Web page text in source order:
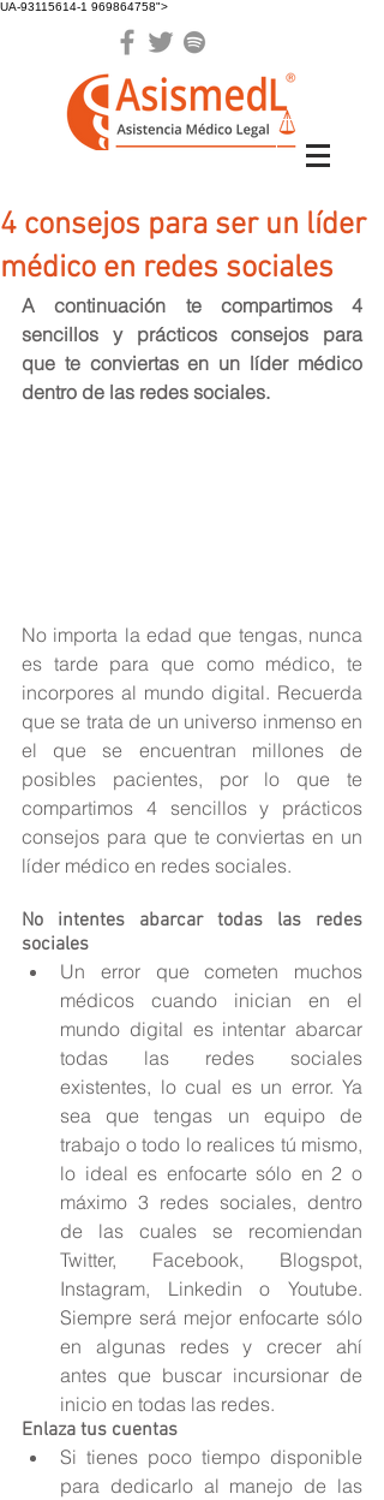
UA-93115614-1 969864758">
4 consejos para ser un líder
médico en redes sociales
A continuación te compartimos 4
sencillos y prácticos consejos para
que te conviertas en un líder médico
dentro de las redes sociales.
No importa la edad que tengas, nunca
es tarde para que como médico, te
incorpores al mundo digital. Recuerda
que se trata de un universo inmenso en
el que se encuentran millones de
posibles pacientes, por lo que te
compartimos 4 sencillos y prácticos
consejos para que te conviertas en un
líder médico en redes sociales.
No intentes abarcar todas las redes
sociales
Un error que cometen muchos
médicos cuando inician en el
mundo digital es intentar abarcar
todas las redes sociales
existentes, lo cual es un error. Ya
sea que tengas un equipo de
trabajo o todo lo realices tú mismo,
lo ideal es enfocarte sólo en 2 o
máximo 3 redes sociales, dentro
de las cuales se recomiendan
Twitter, Facebook, Blogspot,
Instagram, Linkedin o Youtube.
Siempre será mejor enfocarte sólo
en algunas redes y crecer ahí
antes que buscar incursionar de
inicio en todas las redes.
Enlaza tus cuentas
Si tienes poco tiempo disponible
para dedicarlo al manejo de las